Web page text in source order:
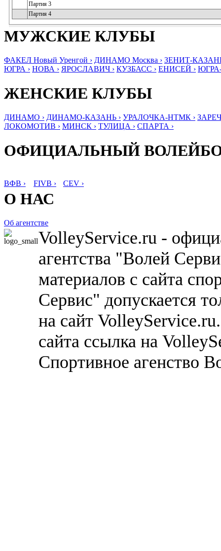
Партия 3
Партия 4
МУЖСКИЕ КЛУБЫ
ФАКЕЛ Новый Уренгой › ДИНАМО Москва › ЗЕНИТ-
ЮГРА › НОВА › ЯРОСЛАВИЧ › КУЗБАСС › ЕНИСЕЙ ›
ЖЕНСКИЕ КЛУБЫ
ДИНАМО › ДИНАМО-КАЗАНЬ › УРАЛОЧКА-НТМК ›
ЛОКОМОТИВ › МИНСК › ТУЛИЦА › СПАРТА ›
ОФИЦИАЛЬНЫЙ
ВФВ › FIVB › CEV ›
О НАС
Об агентстве
VolleyService.ru -
агентства "Волей
материалов с сайта
Сервис" допускается
на сайт
сайта ссылка на
Спортивное агенство